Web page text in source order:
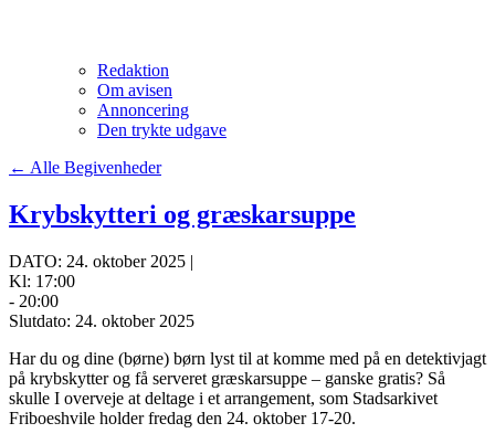
Redaktion
Om avisen
Annoncering
Den trykte udgave
← Alle Begivenheder
Krybskytteri og græskarsuppe
DATO: 24. oktober 2025 |
Kl: 17:00
- 20:00
Slutdato: 24. oktober 2025
Har du og dine (børne) børn lyst til at komme med på en detektivjagt
på krybskytter og få serveret græskarsuppe – ganske gratis? Så
skulle I overveje at deltage i et arrangement, som Stadsarkivet
Friboeshvile holder fredag den 24. oktober 17-20.